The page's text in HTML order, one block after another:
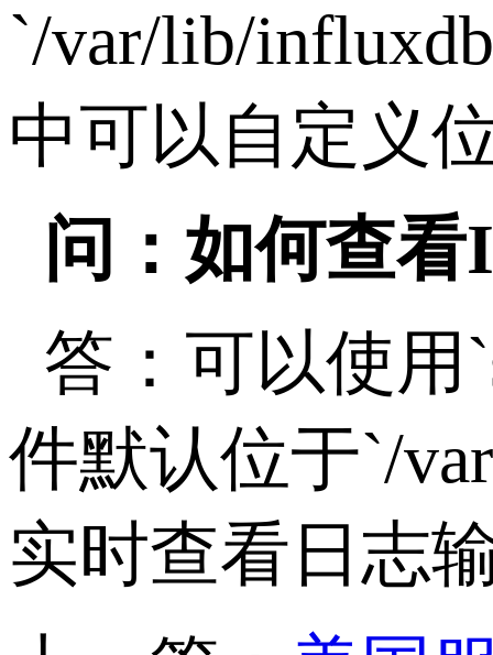
`/var/lib/
中可以自定义
问：如何查看
答：可以使用
件默认位于`/
实时查看日志